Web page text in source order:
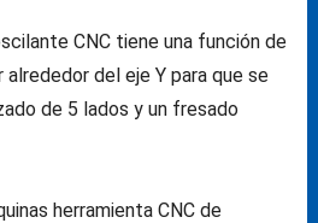
CNC tiene una función de
alrededor del eje Y para que se
de 5 lados y un fresado
herramienta CNC de